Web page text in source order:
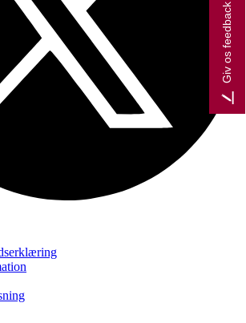
Giv os feedback